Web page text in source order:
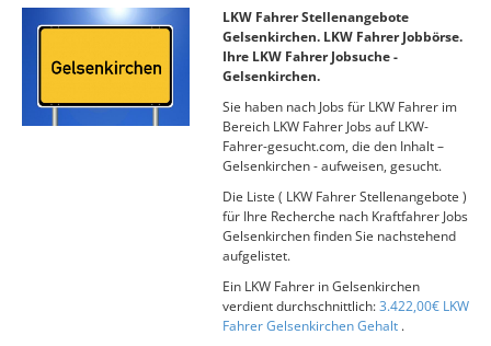
LKW Fahrer Stellenangebote
Gelsenkirchen. LKW Fahrer Jobbörse.
Ihre LKW Fahrer Jobsuche -
Gelsenkirchen.
Sie haben nach Jobs für LKW Fahrer im
Bereich LKW Fahrer Jobs auf LKW-
Fahrer-gesucht.com, die den Inhalt –
Gelsenkirchen - aufweisen, gesucht.
Die Liste ( LKW Fahrer Stellenangebote )
für Ihre Recherche nach Kraftfahrer Jobs
Gelsenkirchen finden Sie nachstehend
aufgelistet.
Ein LKW Fahrer in Gelsenkirchen
verdient durchschnittlich:3.422,00€ LKW
Fahrer Gelsenkirchen Gehalt .